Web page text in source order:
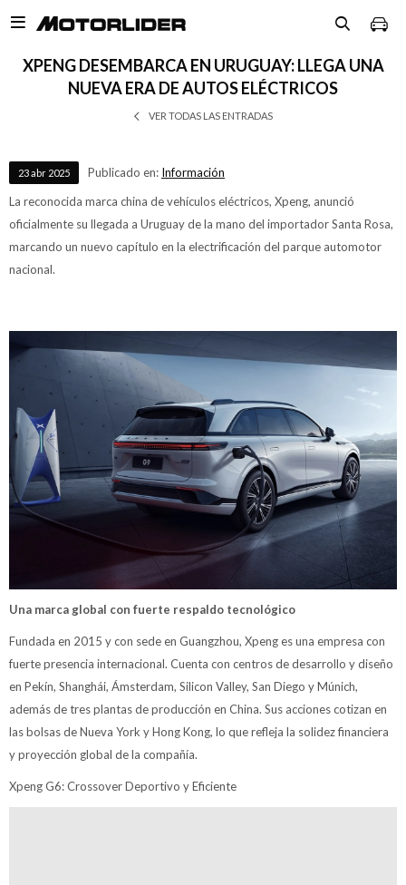

XPENG DESEMBARCA EN URUGUAY: LLEGA UNA
NUEVA ERA DE AUTOS ELÉCTRICOS
VER TODAS LAS ENTRADAS
23abr 2025 Publicado en: Información
La reconocida marca china de vehículos eléctricos, Xpeng, anunció
oficialmente su llegada a Uruguay de la mano del importador Santa Rosa,
marcando un nuevo capítulo en la electrificación del parque automotor
nacional.
Una marca global con fuerte respaldo tecnológico
Fundada en 2015 y con sede en Guangzhou, Xpeng es una empresa con
fuerte presencia internacional. Cuenta con centros de desarrollo y diseño
en Pekín, Shanghái, Ámsterdam, Silicon Valley, San Diego y Múnich,
además de tres plantas de producción en China. Sus acciones cotizan en
las bolsas de Nueva York y Hong Kong, lo que refleja la solidez financiera
y proyección global de la compañía.
Xpeng G6: Crossover Deportivo y Eficiente